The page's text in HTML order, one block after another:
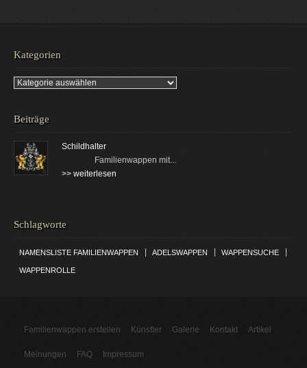
Kategorien
Kategorien
Beiträge
Schildhalter
Familienwappen mit...
>> weiterlesen
Schlagworte
NAMENSLISTE FAMILIENWAPPEN | ADELSWAPPEN | WAPPENSUCHE |
WAPPENROLLE
Familienwappen erstellen Künstler Galerie Kontakt Artikel
Meinungen FAQ Impressum